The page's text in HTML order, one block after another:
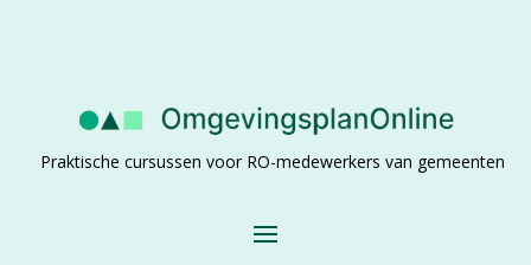
Praktische cursussen voor RO-medewerkers van gemeenten